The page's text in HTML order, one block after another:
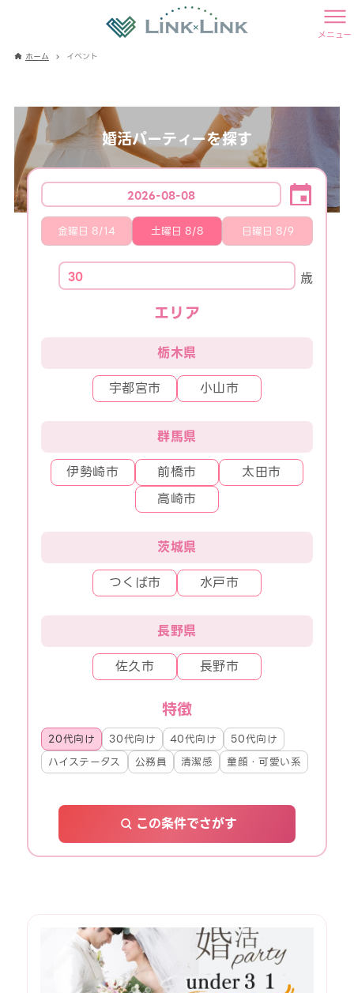
メニュー
ホーム イベント
婚活パーティーを探す
エリア
栃木県
宇都宮市
小山市
群馬県
伊勢崎市
前橋市
太田市
高崎市
茨城県
つくば市
水戸市
長野県
佐久市
長野市
特徴
20代向け 30代向け 40代向け
50代向け
ハイステータス
公務員 清潔感 童顔・可愛い系
この条件でさがす